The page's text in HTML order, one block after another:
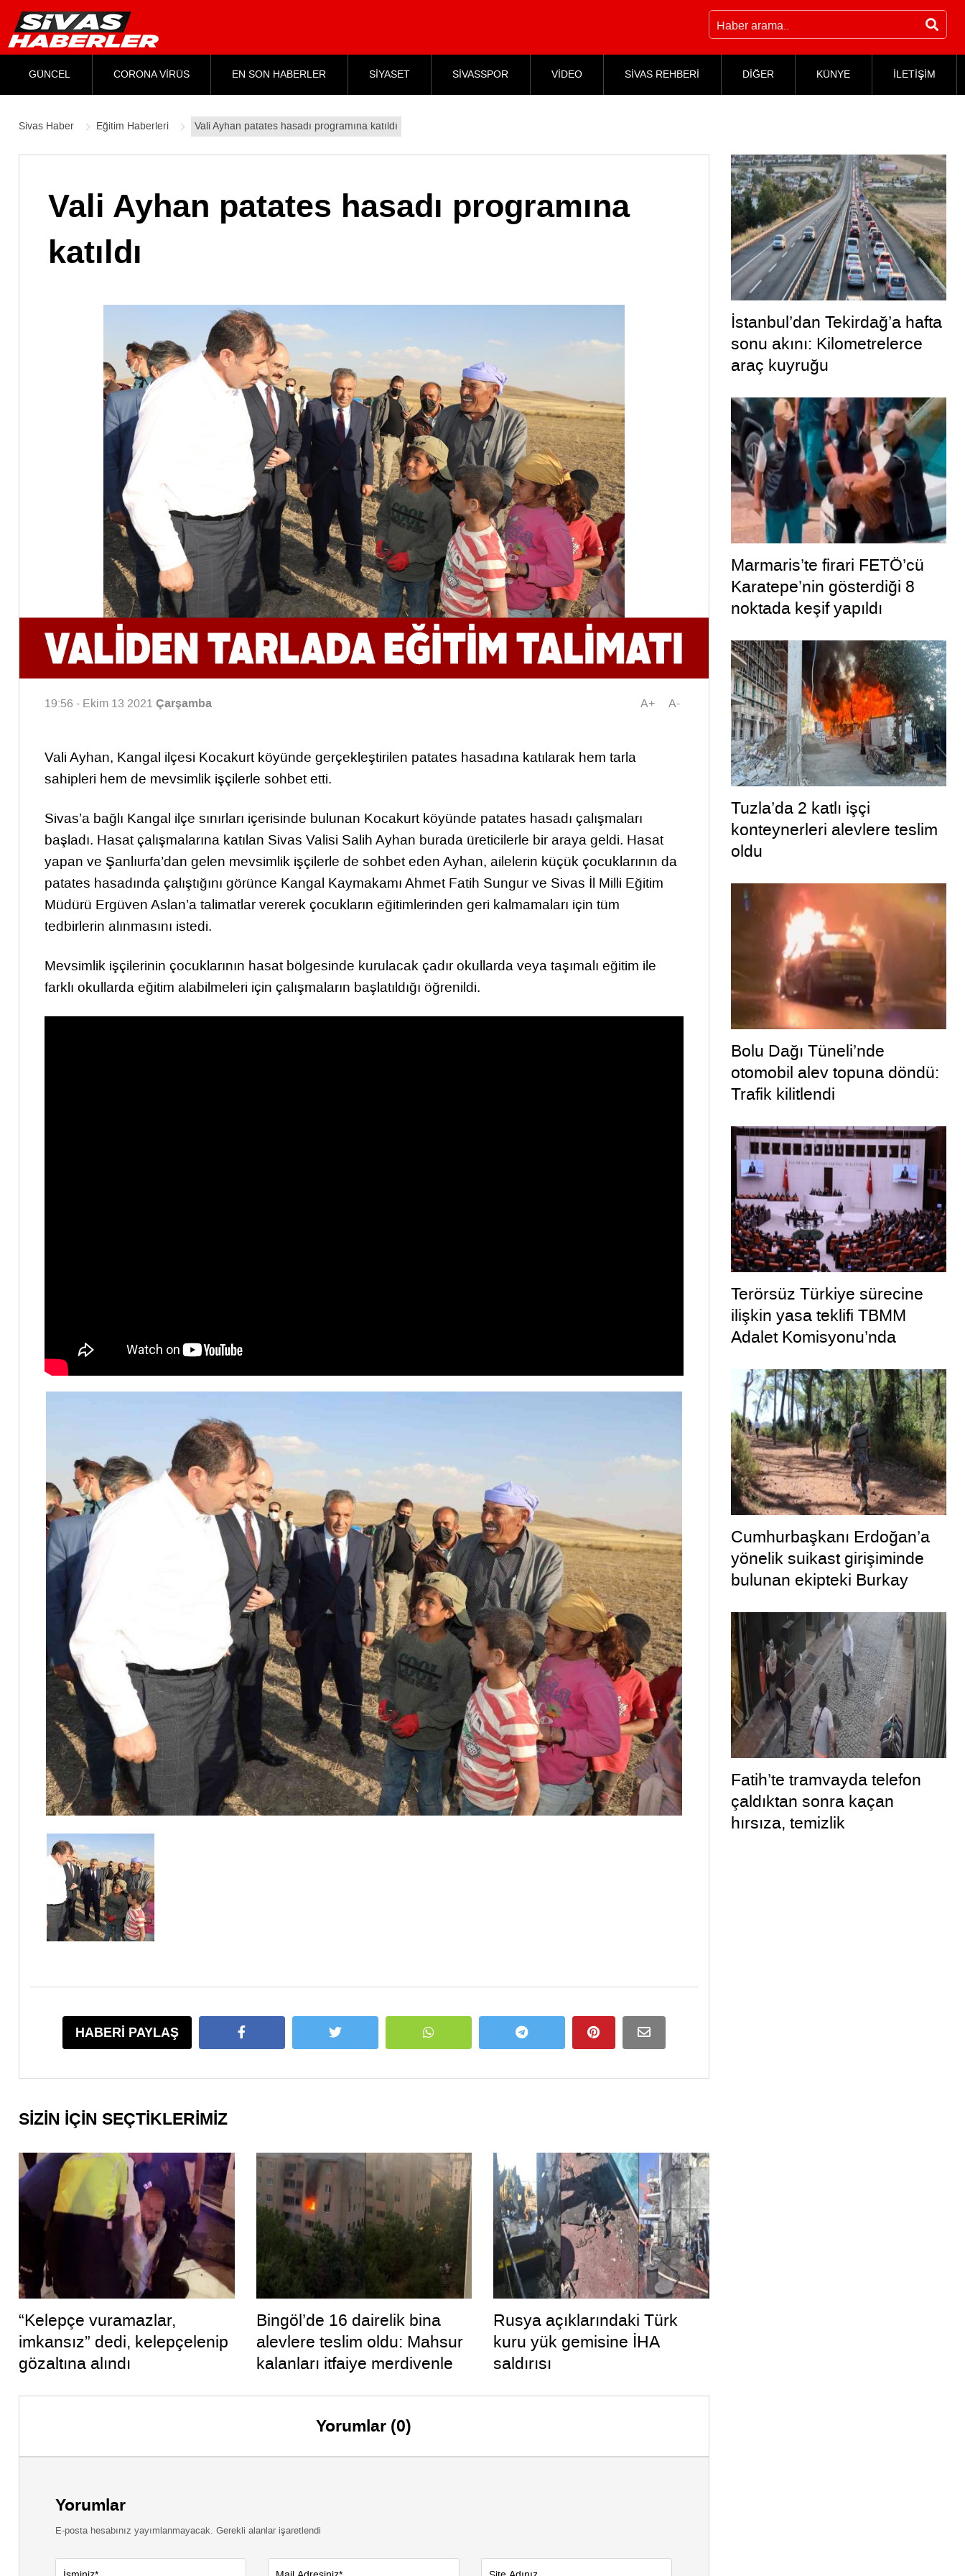
GÜNCEL CORONA VİRÜS EN SON HABERLER SİYASET SİVASSPOR VİDEO SİVAS REHBERİ DİĞER KÜNYE İLETİŞİM
Sivas Haber Eğitim Haberleri Vali Ayhan patates hasadı programına katıldı
Vali Ayhan patates hasadı programına
katıldı
19:56 - Ekim 13 2021 Çarşamba A+ A-
Vali Ayhan, Kangal ilçesi Kocakurt köyünde gerçekleştirilen patates hasadına katılarak hem tarla
sahipleri hem de mevsimlik işçilerle sohbet etti.
Sivas’a bağlı Kangal ilçe sınırları içerisinde bulunan Kocakurt köyünde patates hasadı çalışmaları
başladı. Hasat çalışmalarına katılan Sivas Valisi Salih Ayhan burada üreticilerle bir araya geldi. Hasat
yapan ve Şanlıurfa’dan gelen mevsimlik işçilerle de sohbet eden Ayhan, ailelerin küçük çocuklarının da
patates hasadında çalıştığını görünce Kangal Kaymakamı Ahmet Fatih Sungur ve Sivas İl Milli Eğitim
Müdürü Ergüven Aslan’a talimatlar vererek çocukların eğitimlerinden geri kalmamaları için tüm
tedbirlerin alınmasını istedi.
Mevsimlik işçilerinin çocuklarının hasat bölgesinde kurulacak çadır okullarda veya taşımalı eğitim ile
farklı okullarda eğitim alabilmeleri için çalışmaların başlatıldığı öğrenildi.
HABERİ PAYLAŞ
SİZİN İÇİN SEÇTİKLERİMİZ
“Kelepçe vuramazlar,
imkansız” dedi, kelepçelenip
gözaltına alındı
Bingöl’de 16 dairelik bina
alevlere teslim oldu: Mahsur
kalanları itfaiye merdivenle
Rusya açıklarındaki Türk
kuru yük gemisine İHA
saldırısı
Yorumlar (0)
Yorumlar
E-posta hesabınız yayımlanmayacak. Gerekli alanlar işaretlendi
İstanbul’dan Tekirdağ’a hafta
sonu akını: Kilometrelerce
araç kuyruğu
Marmaris’te firari FETÖ’cü
Karatepe’nin gösterdiği 8
noktada keşif yapıldı
Tuzla’da 2 katlı işçi
konteynerleri alevlere teslim
oldu
Bolu Dağı Tüneli’nde
otomobil alev topuna döndü:
Trafik kilitlendi
Terörsüz Türkiye sürecine
ilişkin yasa teklifi TBMM
Adalet Komisyonu’nda
Cumhurbaşkanı Erdoğan’a
yönelik suikast girişiminde
bulunan ekipteki Burkay
Fatih’te tramvayda telefon
çaldıktan sonra kaçan
hırsıza, temizlik